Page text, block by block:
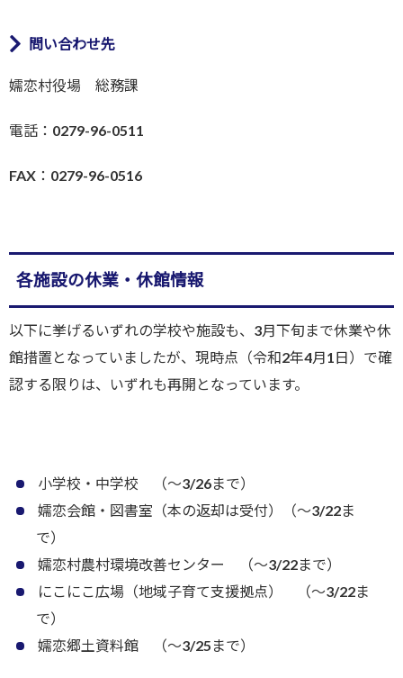
問い合わせ先
嬬恋村役場 総務課
電話：0279-96-0511
FAX：0279-96-0516
各施設の休業・休館情報
以下に挙げるいずれの学校や施設も、3月下旬まで休業や休
館措置となっていましたが、現時点（令和2年4月1日）で確
認する限りは、いずれも再開となっています。
小学校・中学校 （〜3/26まで）
嬬恋会館・図書室（本の返却は受付）（〜3/22ま
で）
嬬恋村農村環境改善センター （〜3/22まで）
にこにこ広場（地域子育て支援拠点） （〜3/22ま
で）
嬬恋郷土資料館 （〜3/25まで）